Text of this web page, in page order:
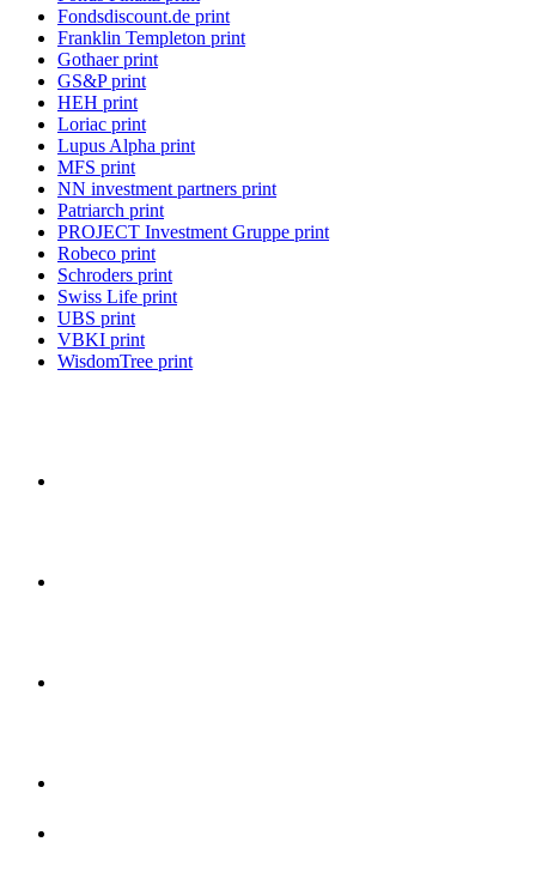
Fondsdiscount.de print
Franklin Templeton print
Gothaer print
GS&P print
HEH print
Loriac print
Lupus Alpha print
MFS print
NN investment partners print
Patriarch print
PROJECT Investment Gruppe print
Robeco print
Schroders print
Swiss Life print
UBS print
VBKI print
WisdomTree print